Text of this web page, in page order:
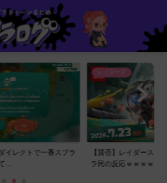
イレクトで一番スプラ
...
レイダース
【賛否】レイダースダ
ラ民の反応ｗｗｗｗ...